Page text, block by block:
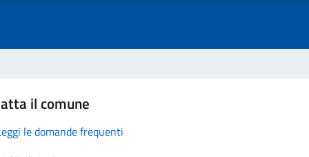
il comune
le domande frequenti